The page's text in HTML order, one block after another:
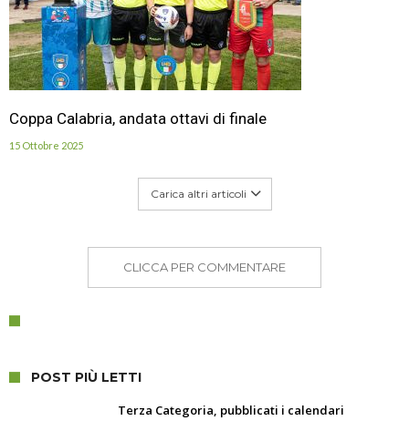
Coppa Calabria, andata ottavi di finale
15 Ottobre 2025
Carica altri articoli
CLICCA PER COMMENTARE
POST PIÙ LETTI
Terza Categoria, pubblicati i calendari